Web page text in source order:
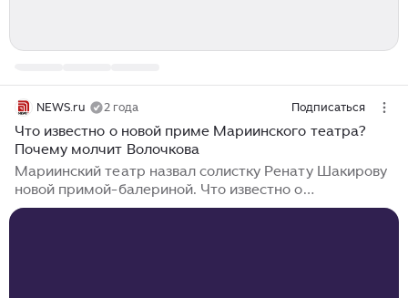
NEWS.ru 2 года Подписаться
Что известно о новой приме Мариинского театра?
Почему молчит Волочкова
Мариинский театр назвал солистку Ренату Шакирову
новой примой-балериной. Что известно о
танцовщице, почему заслуженная артистка РФ